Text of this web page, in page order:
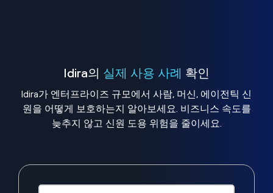
Idira의 실제 사용 사례 확인
Idira가 엔터프라이즈 규모에서 사람, 머신, 에이전틱 신
원을 어떻게 보호하는지 알아보세요. 비즈니스 속도를
늦추지 않고 신원 도용 위험을 줄이세요.